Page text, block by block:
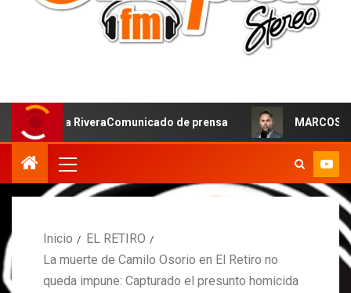
RiveraComunicado de prensa MARCOS PETRO
Inicio
EL RETIRO
La muerte de Camilo Osorio en El Retiro no
queda impune: Capturado el presunto homicida